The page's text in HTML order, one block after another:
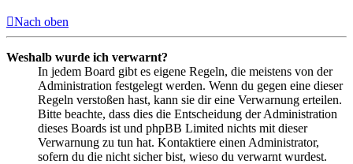
Nach oben
Weshalb wurde ich verwarnt?
In jedem Board gibt es eigene Regeln, die meistens von der
Administration festgelegt werden. Wenn du gegen eine dieser
Regeln verstoßen hast, kann sie dir eine Verwarnung erteilen.
Bitte beachte, dass dies die Entscheidung der Administration
dieses Boards ist und phpBB Limited nichts mit dieser
Verwarnung zu tun hat. Kontaktiere einen Administrator,
sofern du die nicht sicher bist, wieso du verwarnt wurdest.